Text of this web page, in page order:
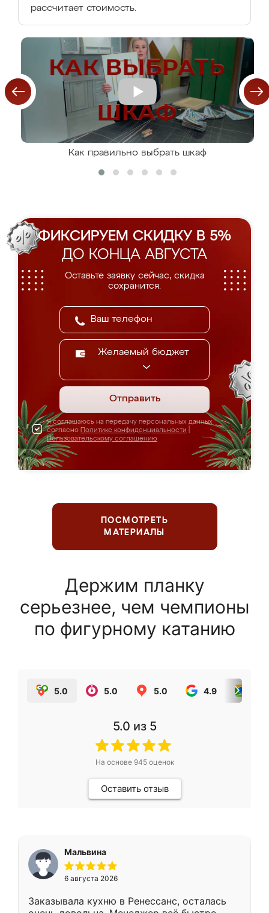
рассчитает стоимость.
Как правильно выбрать шкаф
ФИКСИРУЕМ СКИДКУ В 5%
ДО КОНЦА АВГУСТА
Оставьте заявку сейчас, скидка
сохранится.
Желаемый бюджет
Отправить
Я соглашаюсь на передачу персональных данных
согласно Политике конфиденциальности
Пользовательскому соглашению
ПОСМОТРЕТЬ
МАТЕРИАЛЫ
Держим планку
серьезнее, чем чемпионы
по фигурному катанию
5.0 5.0 5.0 4.9
5.0 из 5
На основе 945оценок
Оставить отзыв
Мальвина
6 августа 2026
Заказывала кухню в Ренессанс, осталась